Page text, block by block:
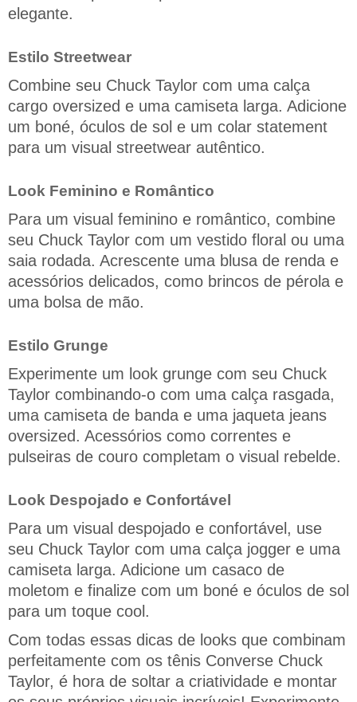
elegante.
Estilo Streetwear
Combine seu Chuck Taylor com uma calça
cargo oversized e uma camiseta larga. Adicione
um boné, óculos de sol e um colar statement
para um visual streetwear autêntico.
Look Feminino e Romântico
Para um visual feminino e romântico, combine
seu Chuck Taylor com um vestido floral ou uma
saia rodada. Acrescente uma blusa de renda e
acessórios delicados, como brincos de pérola e
uma bolsa de mão.
Estilo Grunge
Experimente um look grunge com seu Chuck
Taylor combinando-o com uma calça rasgada,
uma camiseta de banda e uma jaqueta jeans
oversized. Acessórios como correntes e
pulseiras de couro completam o visual rebelde.
Look Despojado e Confortável
Para um visual despojado e confortável, use
seu Chuck Taylor com uma calça jogger e uma
camiseta larga. Adicione um casaco de
moletom e finalize com um boné e óculos de sol
para um toque cool.
Com todas essas dicas de looks que combinam
perfeitamente com os tênis Converse Chuck
Taylor, é hora de soltar a criatividade e montar